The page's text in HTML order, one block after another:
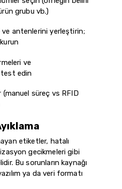
grubu vb.)
antenlerini yerleştirin;
ve
test edin
(manuel süreç vs RFID
etiketler, hatalı
gecikmeleri gibi
Bu sorunların kaynağı
ya da veri formatı